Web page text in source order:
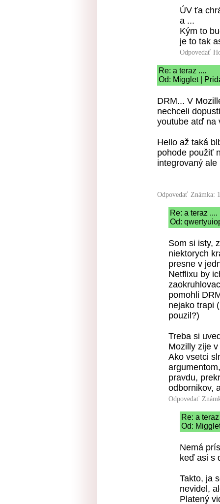
ÚV ťa
a ...
Kým to
je to tak
Odpovedať
Re: a teraz ....
Od: Migglet |
DRM... V
nechceli
youtube atď na
Hello až taká
pohode použiť
integrovaný
Odpovedať Známka:
Re: a teraz ....
Od:
Som si isty,
niektorych
presne v
Netflixu by
pomohli
nejako trapi
pouzil?)
Treba si
Mozilly zije
Ako vsetci
pravdu,
odbornikov,
Odpovedať
Re: a teraz
Od:
Nemá
keď asi s
Takto, ja
nevidel,
Platený